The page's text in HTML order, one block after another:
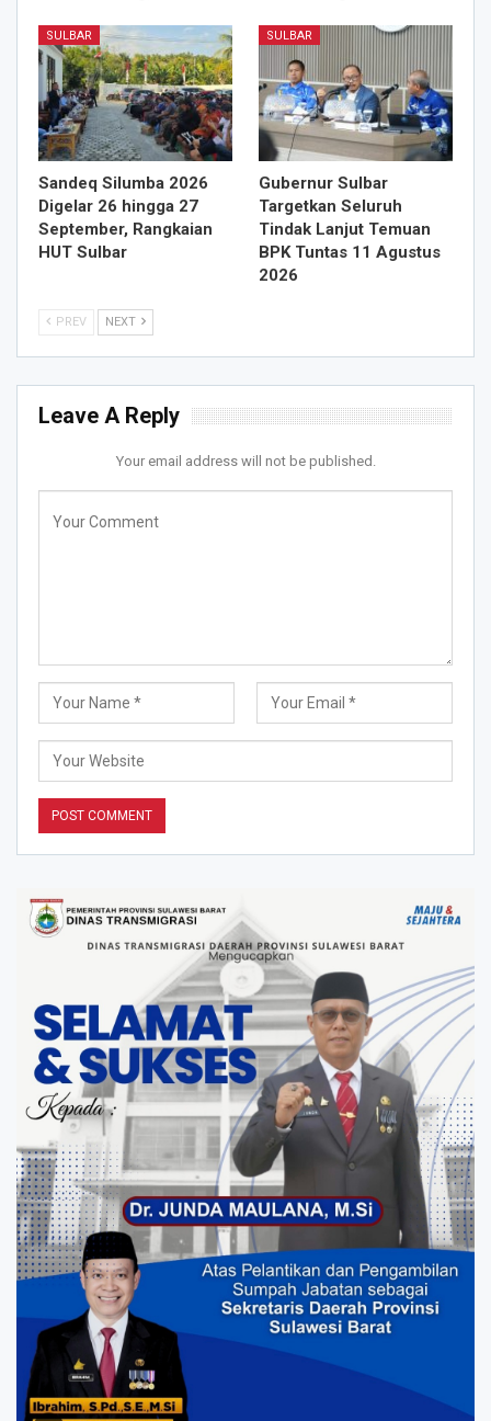
SULBAR
Sandeq Silumba 2026
Digelar 26 hingga 27
September, Rangkaian
HUT Sulbar
SULBAR
Gubernur Sulbar
Targetkan Seluruh
Tindak Lanjut Temuan
BPK Tuntas 11 Agustus
2026
PREV NEXT
Leave A Reply
Your email address will not be published.